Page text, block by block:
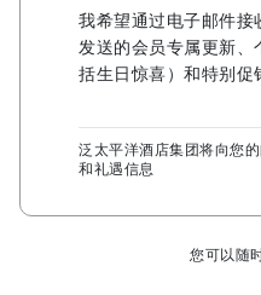
我希望通过电子邮件接
发送的会员专属更新、
括生日惊喜）和特别促
泛太平洋酒店集团将向您
和礼遇信息
您可以随